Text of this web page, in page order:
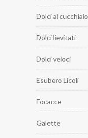
Dolci al cucchiaio
Dolci lievitati
Dolci veloci
Esubero Licoli
Focacce
Galette